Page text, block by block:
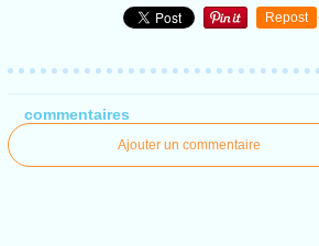
Repost
commentaires
Ajouter un commentaire